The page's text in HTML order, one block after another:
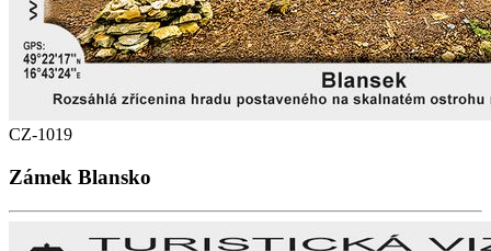
CZ-1019
Zámek Blansko